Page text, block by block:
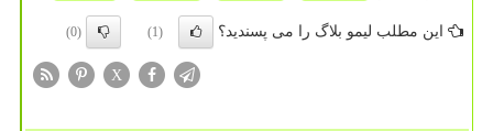
این مطلب لیمو بلاگ را می پسندید؟ (1)
(0)
X